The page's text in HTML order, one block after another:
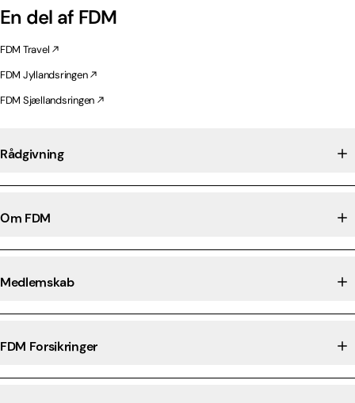
En del af FDM
FDM Travel
FDM Jyllandsringen
FDM Sjællandsringen
Rådgivning
Om FDM
Medlemskab
FDM Forsikringer